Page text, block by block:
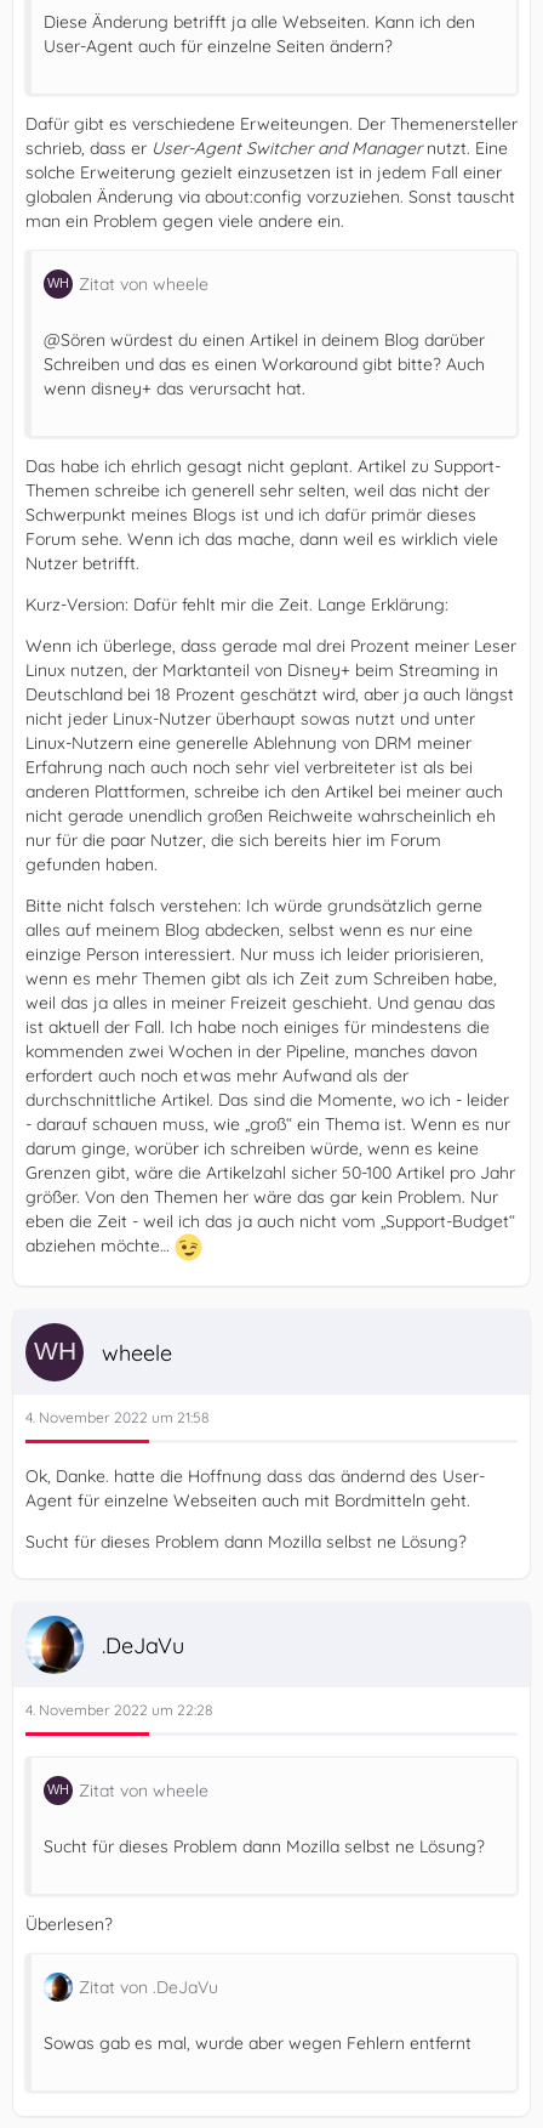
Diese Änderung betrifft ja alle Webseiten. Kann ich den
User-Agent auch für einzelne Seiten ändern?
Dafür gibt es verschiedene Erweiteungen. Der Themenersteller
schrieb, dass er User-Agent Switcher and Managernutzt. Eine
solche Erweiterung gezielt einzusetzen ist in jedem Fall einer
globalen Änderung via about:config vorzuziehen. Sonst tauscht
man ein Problem gegen viele andere ein.
Zitat von wheele
@Sören würdest du einen Artikel in deinem Blog darüber
Schreiben und das es einen Workaround gibt bitte? Auch
wenn disney+ das verursacht hat.
Das habe ich ehrlich gesagt nicht geplant. Artikel zu Support-
Themen schreibe ich generell sehr selten, weil das nicht der
Schwerpunkt meines Blogs ist und ich dafür primär dieses
Forum sehe. Wenn ich das mache, dann weil es wirklich viele
Nutzer betrifft.
Kurz-Version: Dafür fehlt mir die Zeit. Lange Erklärung:
Wenn ich überlege, dass gerade mal drei Prozent meiner Leser
Linux nutzen, der Marktanteil von Disney+ beim Streaming in
Deutschland bei 18 Prozent geschätzt wird, aber ja auch längst
nicht jeder Linux-Nutzer überhaupt sowas nutzt und unter
Linux-Nutzern eine generelle Ablehnung von DRM meiner
Erfahrung nach auch noch sehr viel verbreiteter ist als bei
anderen Plattformen, schreibe ich den Artikel bei meiner auch
nicht gerade unendlich großen Reichweite wahrscheinlich eh
nur für die paar Nutzer, die sich bereits hier im Forum
gefunden haben.
Bitte nicht falsch verstehen: Ich würde grundsätzlich gerne
alles auf meinem Blog abdecken, selbst wenn es nur eine
einzige Person interessiert. Nur muss ich leider priorisieren,
wenn es mehr Themen gibt als ich Zeit zum Schreiben habe,
weil das ja alles in meiner Freizeit geschieht. Und genau das
ist aktuell der Fall. Ich habe noch einiges für mindestens die
kommenden zwei Wochen in der Pipeline, manches davon
erfordert auch noch etwas mehr Aufwand als der
durchschnittliche Artikel. Das sind die Momente, wo ich - leider
- darauf schauen muss, wie „groß“ ein Thema ist. Wenn es nur
darum ginge, worüber ich schreiben würde, wenn es keine
Grenzen gibt, wäre die Artikelzahl sicher 50-100 Artikel pro Jahr
größer. Von den Themen her wäre das gar kein Problem. Nur
eben die Zeit - weil ich das ja auch nicht vom „Support-Budget“
abziehen möchte…
wheele
4. November 2022 um 21:58
Ok, Danke. hatte die Hoffnung dass das ändernd des User-
Agent für einzelne Webseiten auch mit Bordmitteln geht.
Sucht für dieses Problem dann Mozilla selbst ne Lösung?
.DeJaVu
4. November 2022 um 22:28
Zitat von wheele
Sucht für dieses Problem dann Mozilla selbst ne Lösung?
Überlesen?
Zitat von .DeJaVu
Sowas gab es mal, wurde aber wegen Fehlern entfernt